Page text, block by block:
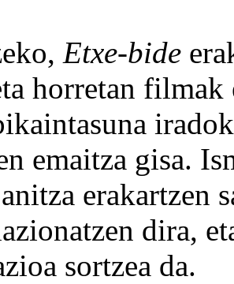
Etxe-bide
horretan filmak
emaitza gisa.
erakartzen
dira,
sortzea da.